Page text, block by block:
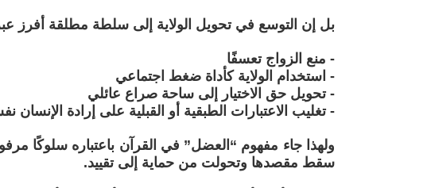
بل إن التوسع في تحويل الولاية إلى سلطة مطلقة أفرز
- منع الزواج تعسفًا
- استخدام الولاية كأداة ضغط اجتماعي
- تحويل حق الاختيار إلى ساحة صراع عائلي
- تغليب الاعتبارات الطبقية أو القبلية على إرادة الإنسان
ولهذا جاء مفهوم “العضل” في القرآن باعتباره سلوكًا
سقط مقصدها وتحولت من حماية إلى تقييد.